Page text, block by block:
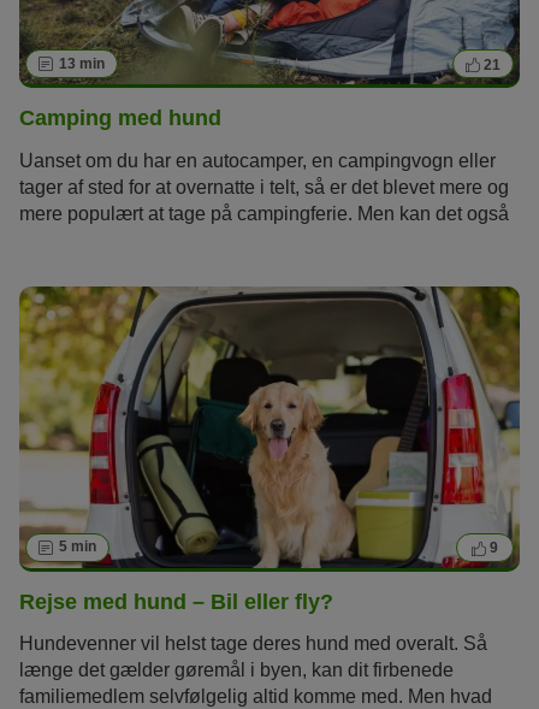
13 min 21
Camping med hund
Uanset om du har en autocamper, en campingvogn eller
tager af sted for at overnatte i telt, så er det blevet mere og
mere populært at tage på campingferie. Men kan det også
hunden, og hvor skal hunden sove?
5 min 9
Rejse med hund – Bil eller fly?
Hundevenner vil helst tage deres hund med overalt. Så
længe det gælder gøremål i byen, kan dit firbenede
familiemedlem selvfølgelig altid komme med. Men hvad